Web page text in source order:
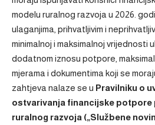
modelu ruralnog razvoja u 2026.
ulaganjima, prihvatljivim i
minimalnoj i maksimalnoj vrijednosti
dodatnom iznosu potpore,
mjerama i dokumentima koji se
zahtjeva nalaze se u Pravilniku o
ostvarivanja financijske potpore
ruralnog razvoja („Službene